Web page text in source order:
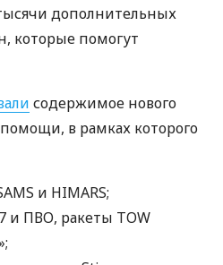
дополнительных
которые помогут
содержимое нового
в рамках которого
и HIMARS;
и ПВО, ракеты TOW